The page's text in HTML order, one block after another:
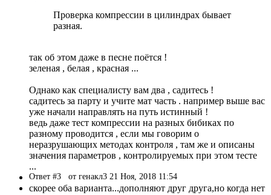
Проверка компрессии в цилиндрах бывает
разная.
так об этом даже в песне поётся !
зеленая , белая , красная ...
Однако как специалисту вам два , садитесь !
садитесь за парту и учите мат часть . например выше вас
уже начали направлять на путь истинный !
ведь даже тест компрессии на разных бибиках по
разному проводится , если мы говорим о
неразрушающих методах контроля , там же и описаны
значения параметров , контролируемых при этом тесте
...
Ответ #3 от генакл3 21 Ноя, 2018 11:54
скорее оба варианта...дополняют друг друга,но когда нет